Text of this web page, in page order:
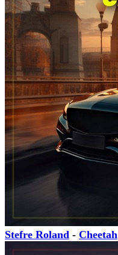
Stefre Roland - Cheetah